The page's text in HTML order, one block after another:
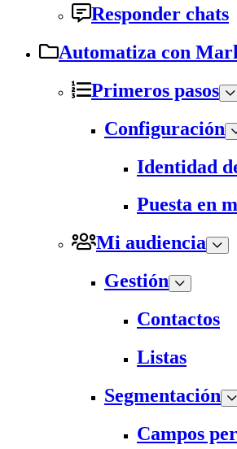
Responder chats
Automatiza con
Primeros pasos
Configuración
Identidad
Puesta en
Mi audiencia
Gestión
Contactos
Listas
Segmentación
Campos